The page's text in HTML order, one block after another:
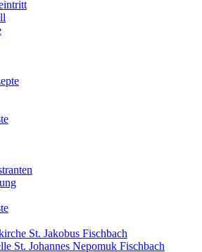
St. Jakobus Fischbach
St. Johannes Nepomuk Fischbach